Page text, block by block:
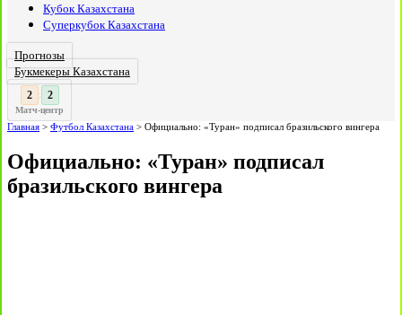
Кубок Казахстана
Суперкубок Казахстана
Прогнозы
Букмекеры Казахстана
3 : 3
Матч-центр
Главная > Футбол Казахстана > Официально: «Туран» подписал бразильского вингера
Официально: «Туран» подписал
бразильского вингера